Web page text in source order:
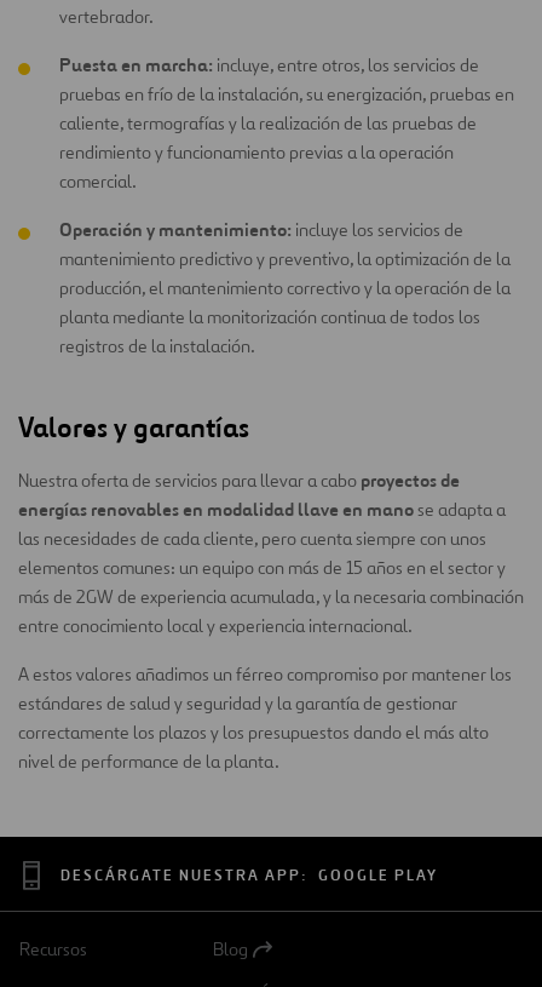
vertebrador.
Puesta en marcha: incluye, entre otros, los servicios de
pruebas en frío de la instalación, su energización, pruebas en
caliente, termografías y la realización de las pruebas de
rendimiento y funcionamiento previas a la operación
comercial.
Operación y mantenimiento: incluye los servicios de
mantenimiento predictivo y preventivo, la optimización de la
producción, el mantenimiento correctivo y la operación de la
planta mediante la monitorización continua de todos los
registros de la instalación.
Valores y garantías
Nuestra oferta de servicios para llevar a cabo proyectos de
energías renovables en modalidad llave en manose adapta a
las necesidades de cada cliente, pero cuenta siempre con unos
elementos comunes: un equipo con más de 15 años en el sector y
más de 2GW de experiencia acumulada, y la necesaria combinación
entre conocimiento local y experiencia internacional.
A estos valores añadimos un férreo compromiso por mantener los
estándares de salud y seguridad y la garantía de gestionar
correctamente los plazos y los presupuestos dando el más alto
nivel de performance de la planta.
DESCÁRGATE NUESTRA APP: GOOGLE PLAY
Recursos
Abrir
Blog